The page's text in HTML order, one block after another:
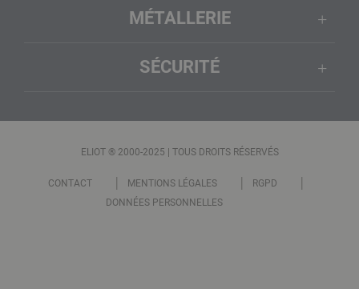
MÉTALLERIE
SÉCURITÉ
ELIOT ® 2000-2025 | TOUS DROITS RÉSERVÉS
CONTACT MENTIONS LÉGALES
RGPD
DONNÉES PERSONNELLES